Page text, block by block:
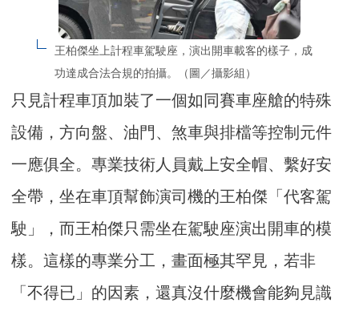
王柏傑坐上計程車駕駛座，演出開車載客的樣子，成
功達成合法合規的拍攝。（圖／攝影組）
只見計程車頂加裝了一個如同賽車座艙的特殊
設備，方向盤、油門、煞車與排檔等控制元件
一應俱全。專業技術人員戴上安全帽、繫好安
全帶，坐在車頂幫飾演司機的王柏傑「代客駕
駛」，而王柏傑只需坐在駕駛座演出開車的模
樣。這樣的專業分工，畫面極其罕見，若非
「不得已」的因素，還真沒什麼機會能夠見識